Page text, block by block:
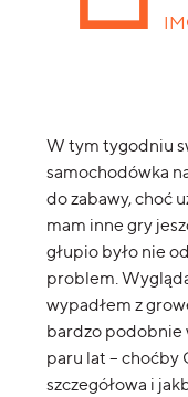
W tym tygodniu
samochodówka
do zabawy, choć
mam inne gry
głupio było nie
problem.
wypadłem z
bardzo podobnie
paru lat – choćby
szczegółowa i